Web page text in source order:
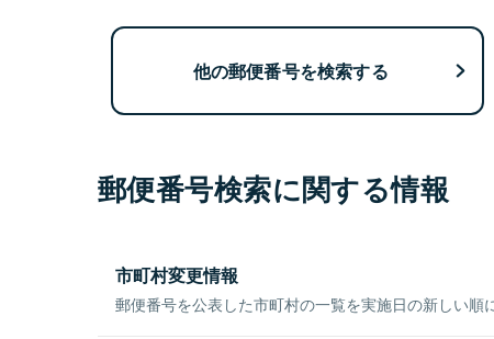
他の郵便番号を検索する
郵便番号検索に関する情報
市町村変更情報
郵便番号を公表した市町村の一覧を実施日の新しい順